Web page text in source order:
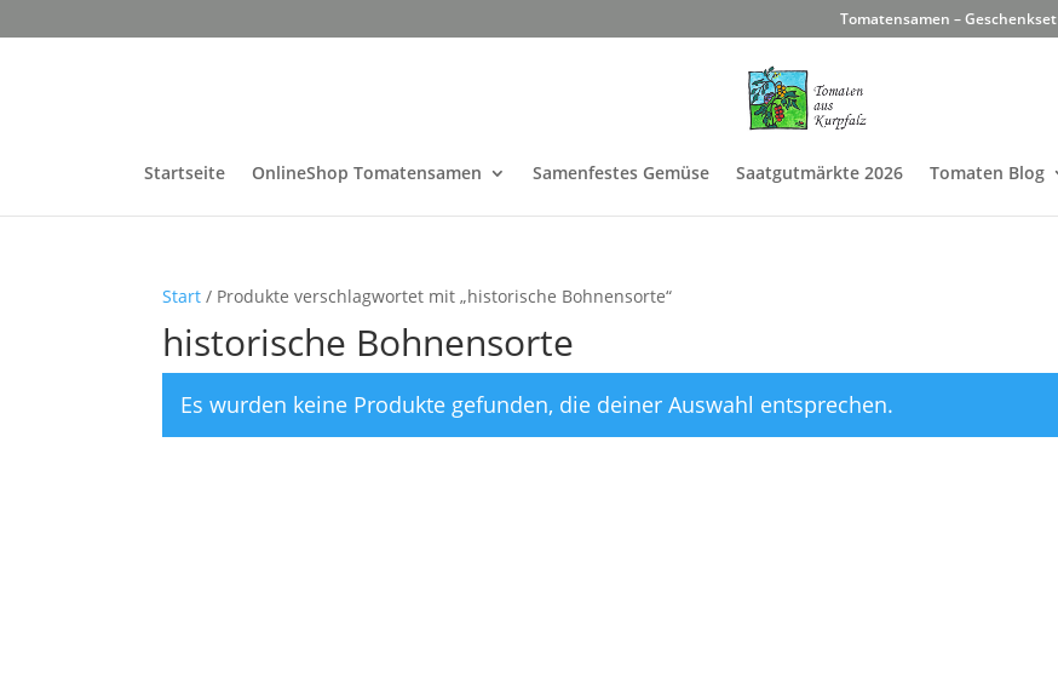
Tomatensamen – Geschenkset
Startseite OnlineShop Tomatensamen Samenfestes Gemüse Saatgutmärkte 2026 Tomaten Blog
Start / Produkte verschlagwortet mit „historische Bohnensorte“
historische Bohnensorte
Es wurden keine Produkte gefunden, die deiner Auswahl entsprechen.